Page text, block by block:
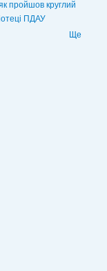
пройшов круглий
ПДАУ
Ще